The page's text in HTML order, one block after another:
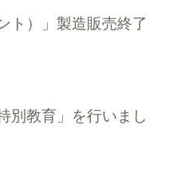
ト）」製造販売終了
別教育」を行いまし